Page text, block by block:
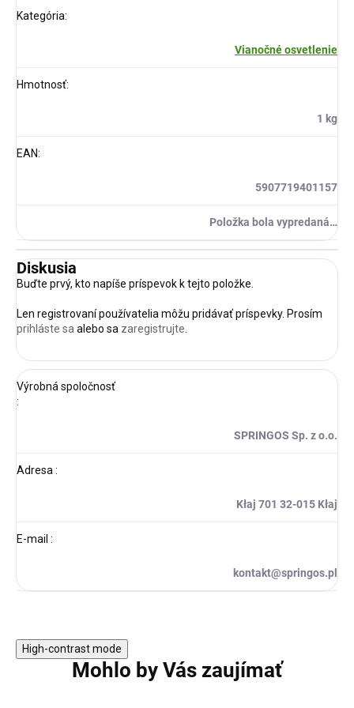
Kategória:
Vianočné osvetlenie
Hmotnosť:
1 kg
EAN:
5907719401157
Položka bola vypredaná…
Diskusia
Buďte prvý, kto napíše príspevok k tejto položke.
Len registrovaní používatelia môžu pridávať príspevky. Prosím
prihláste sa alebo sa zaregistrujte
Výrobná spoločnosť
:
SPRINGOS Sp. z o.o.
Adresa :
Kłaj 701 32-015 Kłaj
E-mail :
kontakt@springos.pl
High-contrast mode
Mohlo by Vás zaujímať